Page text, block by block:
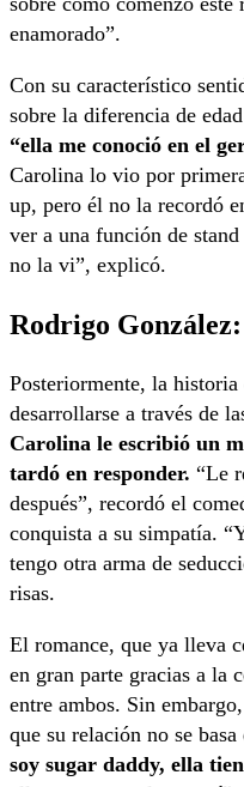
enamorado”.
Con su característico
sobre la diferencia de
“ella me conoció en el
Carolina lo vio por
up, pero él no la recordó
ver a una función de
no la vi”, explicó.
Rodrigo
Posteriormente, la
desarrollarse a través de
Carolina le escribió un
tardó en responder. “Le
después”, recordó el
conquista a su simpatía.
tengo otra arma de
risas.
El romance, que ya lleva
en gran parte gracias a la
entre ambos. Sin
que su relación no se
soy sugar daddy, ella